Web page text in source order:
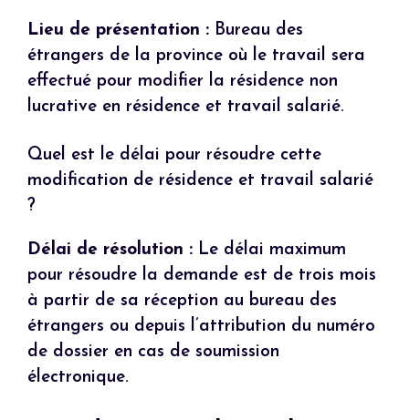
Lieu de présentation : Bureau des
étrangers de la province où le travail sera
effectué pour modifier la résidence non
lucrative en résidence et travail salarié.
Quel est le délai pour résoudre cette
modification de résidence et travail salarié
?
Délai de résolution : Le délai maximum
pour résoudre la demande est de trois mois
à partir de sa réception au bureau des
étrangers ou depuis l’attribution du numéro
de dossier en cas de soumission
électronique.